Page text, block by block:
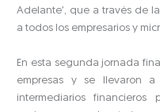
Adelante’, que a través de
a todos los empresarios y
En esta segunda jornada
empresas y se llevaron
intermediarios